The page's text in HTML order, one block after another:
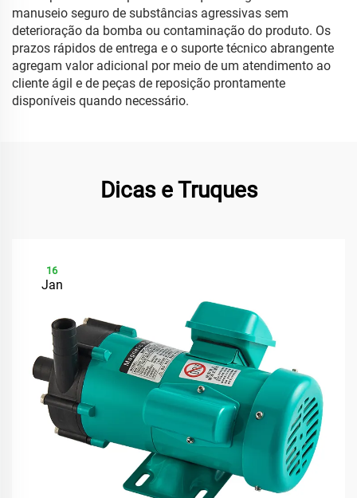
manuseio seguro de substâncias agressivas sem
deterioração da bomba ou contaminação do produto. Os
prazos rápidos de entrega e o suporte técnico abrangente
agregam valor adicional por meio de um atendimento ao
cliente ágil e de peças de reposição prontamente
disponíveis quando necessário.
Dicas e Truques
16
Jan